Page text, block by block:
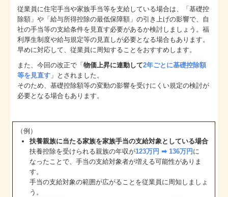
従業員に住宅手当や家族手当等を支給している場合は、「基礎控
除額」や「給与所得控除の最低保障額」の引き上げの影響で、自
社の手当等の支給条件を見直す必要があるか検討しましょう。福
利厚生制度や給与規定等の見直しが必要となる場合もあります。
早めに対応して、従業員に周知することをおすすめします。
また、今回の改正で「物価上昇に連動して2年ごとに基礎控除額
等を見直す 」とされました。
そのため、基礎控除額等の変動の影響を受けにくい規定の検討が
必要となる場合もあります。
（例）
扶養親族に当たる家族を家族手当の支給対象としている場合
扶養控除を受けられる親族の年収が123万円 ➡ 136万円 に
なったことで、手当の支給対象者が増える可能性がありま
す。
手当の支給対象の範囲が広がることを従業員に周知しましょ
う。